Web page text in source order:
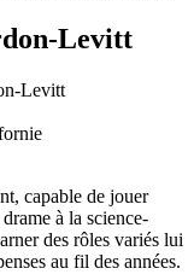
Levitt
Levitt
capable de jouer
à la science-
des rôles variés lui
au fil des années.